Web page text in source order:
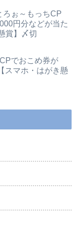
ろぉ～もっちCP
円分などが当た
賞】〆切
でおこめ券が
スマホ・はがき懸